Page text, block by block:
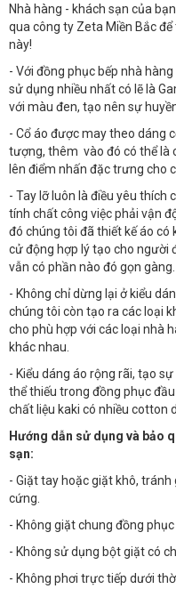
Nhà hàng - khách sạn của
qua công ty Zeta Miền Bắc
này!
- Với đồng phục bếp nhà
sử dụng nhiều nhất có lẽ là
với màu đen, tạo nên sự
- Cổ áo được may theo dáng
tượng, thêm vào đó có thể là
lên điểm nhấn đặc trưng cho
- Tay lỡ luôn là điều yêu thích
tính chất công việc phải vận
đó chúng tôi đã thiết kế áo có
cử động hợp lý tạo cho người
vẫn có phần nào đó gọn gàng.
- Không chỉ dừng lại ở kiểu
chúng tôi còn tạo ra các loại
cho phù hợp với các loại nhà
khác nhau.
- Kiểu dáng áo rộng rãi, tạo
thể thiếu trong đồng phục
chất liệu kaki có nhiều cotton
Hướng dẫn sử dụng và bảo
sạn:
- Giặt tay hoặc giặt khô,
cứng.
- Không giặt chung đồng
- Không sử dụng bột giặt có
- Không phơi trực tiếp dưới